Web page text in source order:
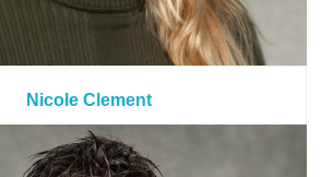
Nicole Clement